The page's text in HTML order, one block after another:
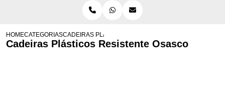
HOMECATEGORIASCADEIRAS PLÁSTICOS RESISTENTE OSASCO
Cadeiras Plásticos Resistente Osasco